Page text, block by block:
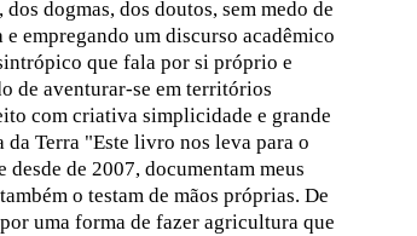
dogmas, dos doutos, sem medo de
empregando um discurso acadêmico
que fala por si próprio e
de aventurar-se em territórios
com criativa simplicidade e grande
Terra "Este livro nos leva para o
de 2007, documentam meus
o testam de mãos próprias. De
uma forma de fazer agricultura que